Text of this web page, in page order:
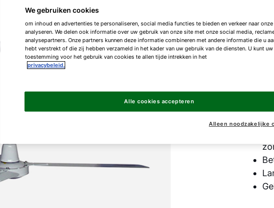
We gebruiken cookies
om inhoud en advertenties te personaliseren, social media functies te bieden en verkeer naar
analyseren. We delen ook informatie over uw gebruik van onze site met onze social media,
analysepartners. Onze partners kunnen deze informatie combineren met andere informatie die u
hebt verstrekt of die zij hebben verzameld in het kader van uw gebruik van de diensten. U kunt uw
toestemming voor het gebruik van cookies te allen tijde intrekken in het
privacybeleid.
Alleen noodzakelijke
Alle cookies accepteren